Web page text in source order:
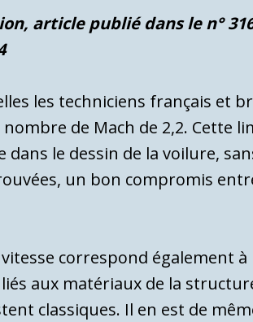
article publié dans le n°
les techni­ciens français et
de Mach de 2,2.
le dessin de la voilure,
un bon compromis
correspond éga­lement
aux matériaux de la
classiques. Il en est de